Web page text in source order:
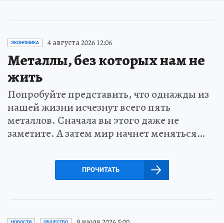
ЭКОНОМИКА 4 августа 2026 12:06
Металлы, без которых нам не
жить
Попробуйте представить, что однажды из
нашей жизни исчезнут всего пять
металлов. Сначала вы этого даже не
заметите. А затем мир начнет меняться…
ПРОЧИТАТЬ